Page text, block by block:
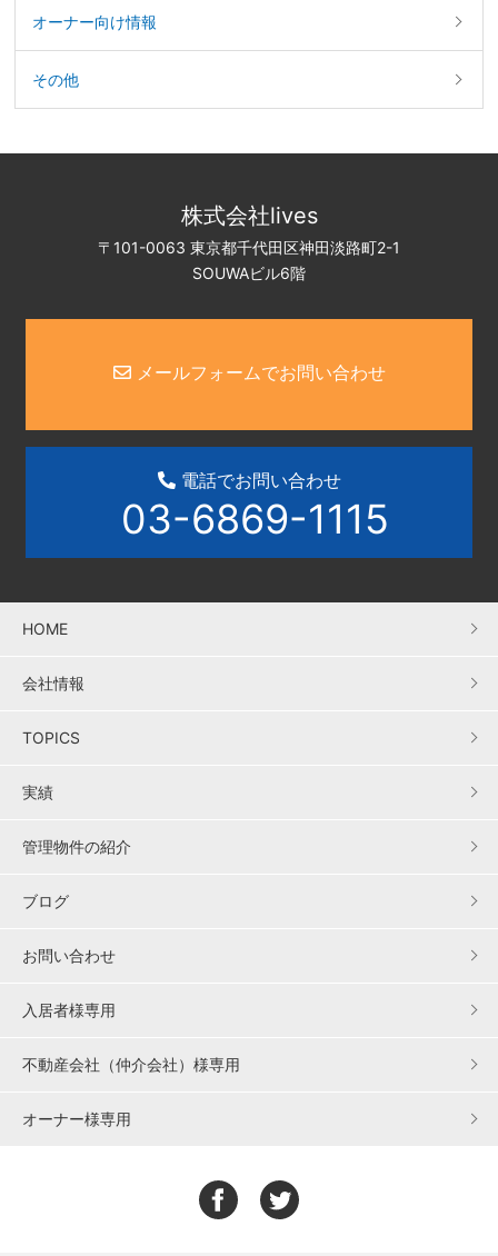
オーナー向け情報
その他
株式会社lives
〒101-0063 東京都千代田区神田淡路町2-1
SOUWAビル6階
メールフォームでお問い合わせ
電話でお問い合わせ
03-6869-1115
HOME
会社情報
TOPICS
実績
管理物件の紹介
ブログ
お問い合わせ
入居者様専用
不動産会社（仲介会社）様専用
オーナー様専用